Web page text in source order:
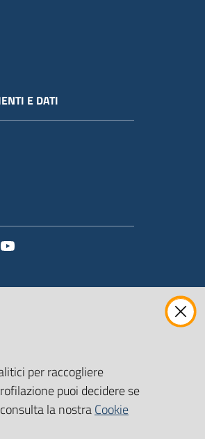
E DATI
per raccogliere
puoi decidere se
la nostraCookie